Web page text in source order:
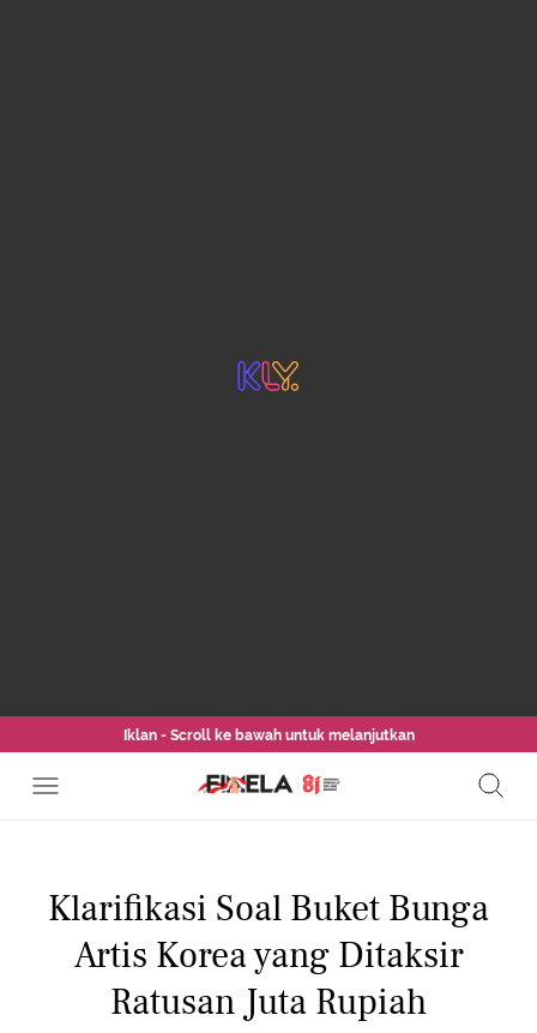
Iklan - Scroll ke bawah untuk melanjutkan
Klarifikasi Soal Buket Bunga
Artis Korea yang Ditaksir
Ratusan Juta Rupiah